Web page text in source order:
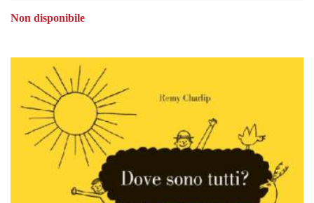
Non disponibile